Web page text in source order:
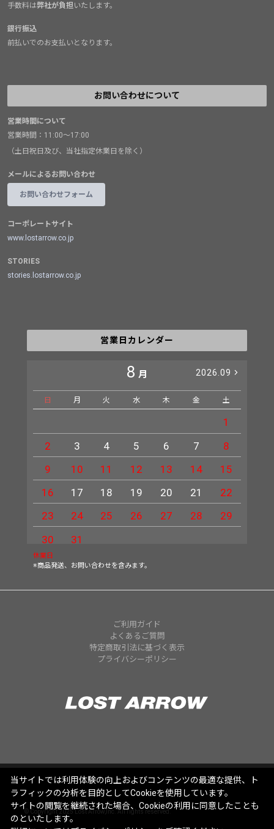
手数料は弊社が負担いたします。
銀行振込
前払いでのお支払いとなります。
お問い合わせについて
営業時間について
営業時間：11:00～17:00
（土日祝日及び、当社指定休業日を除く）
メールによるお問い合わせ
お問い合わせフォーム
コーポレートサイト
www.lostarrow.co.jp
STORIES
stories.lostarrow.co.jp
営業日カレンダー
8 月 2026.09
日 月 火 水 木 金 土
1
2
3 4 5 6 7
8
9
10 11 12 13 14
15
16
17 18 19 20 21
22
23
24 25 26 27 28
29
30
31
休業日
※商品発送、お問い合わせを含みます。
ご利用ガイド
よくあるご質問
特定商取引法に基づく表示
プライバシーポリシー
© Copyright 2025 Lost Arrow,Inc. All rights reserved.
当サイトでは利用体験の向上およびコンテンツの最適な提供、ト
ラフィックの分析を目的としてCookieを使用しています。
サイトの閲覧を継続された場合、Cookieの利用に同意したことも
のといたします。